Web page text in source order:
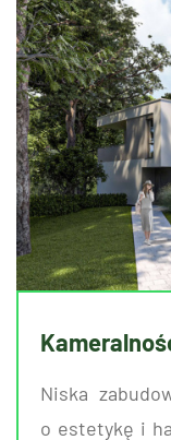
Niska
o es­te­ty­kę i